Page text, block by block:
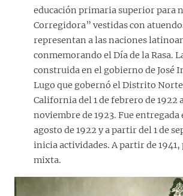
educación primaria superior para
Corregidora” vestidas con
representan a las naciones
conmemorando el Día de la Rasa.
construida en el gobierno de José
Lugo que gobernó el Distrito Norte
California del 1 de febrero de 1922
noviembre de 1923. Fue entregada
agosto de 1922 y a partir del 1 de
inicia actividades. A partir de 1941,
mixta.